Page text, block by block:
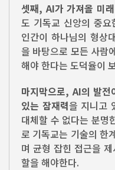
셋째, AI가 가져올 미
도 기독교 신앙의 중
인간이 하나님의 형상
을 바탕으로 모든 사람
해야 한다는 도덕율이
마지막으로, AI의 발
있는 잠재력을 지니고
대체할 수 없다는 분명
로 기독교는 기술의 한
며 균형 잡힌 접근을
할을 해야한다.